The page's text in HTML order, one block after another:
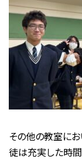
その他の教室に
徒は充実した時間